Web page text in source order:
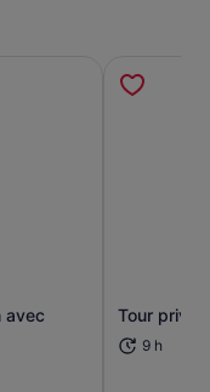
avecun nouvel onglet.
Tour privé
9 h